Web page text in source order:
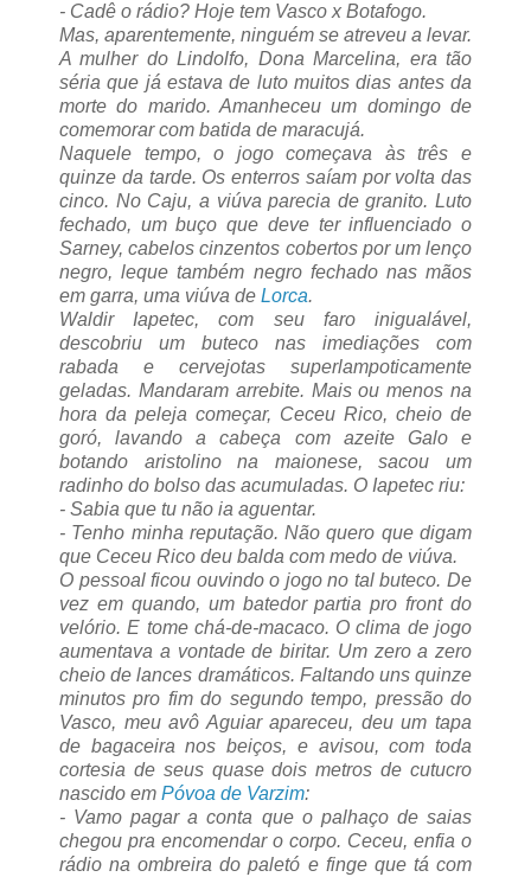
- Cadê o rádio? Hoje tem Vasco x Botafogo.
Mas, aparentemente, ninguém se atreveu a levar.
A mulher do Lindolfo, Dona Marcelina, era tão
séria que já estava de luto muitos dias antes da
morte do marido. Amanheceu um domingo de
comemorar com batida de maracujá.
Naquele tempo, o jogo começava às três e
quinze da tarde. Os enterros saíam por volta das
cinco. No Caju, a viúva parecia de granito. Luto
fechado, um buço que deve ter influenciado o
Sarney, cabelos cinzentos cobertos por um lenço
negro, leque também negro fechado nas mãos
em garra, uma viúva de Lorca.
Waldir Iapetec, com seu faro inigualável,
descobriu um buteco nas imediações com
rabada e cervejotas superlampoticamente
geladas. Mandaram arrebite. Mais ou menos na
hora da peleja começar, Ceceu Rico, cheio de
goró, lavando a cabeça com azeite Galo e
botando aristolino na maionese, sacou um
radinho do bolso das acumuladas. O Iapetec riu:
- Sabia que tu não ia aguentar.
- Tenho minha reputação. Não quero que digam
que Ceceu Rico deu balda com medo de viúva.
O pessoal ficou ouvindo o jogo no tal buteco. De
vez em quando, um batedor partia pro front do
velório. E tome chá-de-macaco. O clima de jogo
aumentava a vontade de biritar. Um zero a zero
cheio de lances dramáticos. Faltando uns quinze
minutos pro fim do segundo tempo, pressão do
Vasco, meu avô Aguiar apareceu, deu um tapa
de bagaceira nos beiços, e avisou, com toda
cortesia de seus quase dois metros de cutucro
nascido em Póvoa de Varzim:
- Vamo pagar a conta que o palhaço de saias
chegou pra encomendar o corpo. Ceceu, enfia o
rádio na ombreira do paletó e finge que tá com